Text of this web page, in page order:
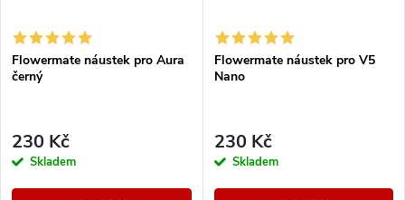
Flowermate náustek pro Aura
černý
230 Kč
Skladem
Flowermate náustek pro V5
Nano
230 Kč
Skladem